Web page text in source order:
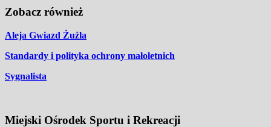
Zobacz również
Aleja Gwiazd Żużla
Standardy i polityka ochrony małoletnich
Sygnalista
Miejski Ośrodek Sportu i Rekreacji